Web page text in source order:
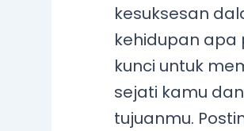
kesuksesan
kehidupan apa
kunci untuk
sejati kamu
tujuanmu.